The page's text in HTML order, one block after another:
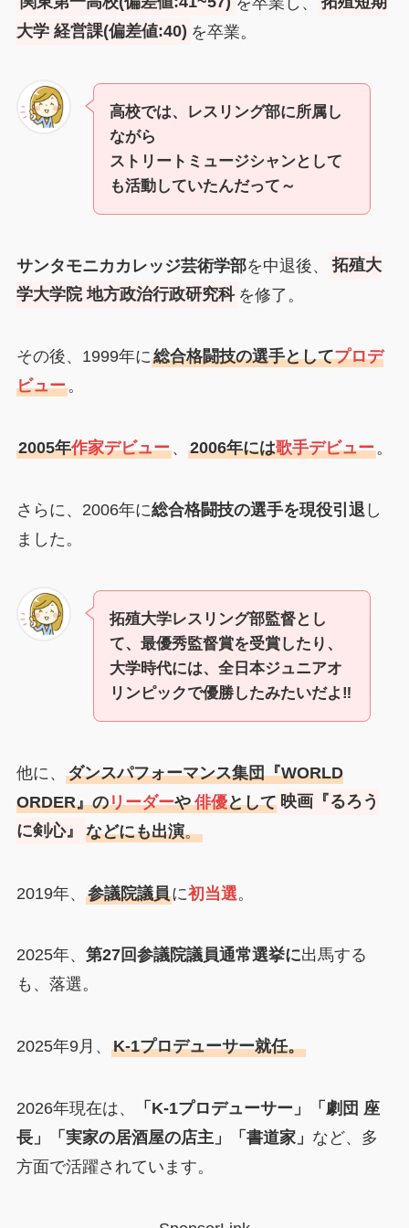
大学 経営課(偏差値:40) を卒業。
高校では、レスリング部に所属し
ながら
ストリートミュージシャンとして
も活動していたんだって～
サンタモニカカレッジ芸術学部を中退後、
拓殖大
学大学院 地方政治行政研究科 を修了。
その後、1999年に総合格闘技の選手としてプロデ
ビュー。
2005年作家デビュー、 2006年には歌手デビュー。
さらに、2006年に総合格闘技の選手を現役引退し
ました。
拓殖大学レスリング部監督とし
て、最優秀監督賞を受賞したり、
大学時代には、全日本ジュニアオ
リンピックで優勝したみたいだよ‼
他に、 ダンスパフォーマンス集団『WORLD
ORDER』のリーダーや 俳優として 映画『るろう
に剣心』
などにも出演。
2019年、 参議院議員に初当選。
2025年、 第27回参議院議員通常選挙に出馬する
も、落選。
2025年9月、 K-1プロデューサー就任。
2026年現在は、
「K-1プロデューサー」「劇団 座
長」「実家の居酒屋の店主」「書道家」 など、多
方面で活躍されています。